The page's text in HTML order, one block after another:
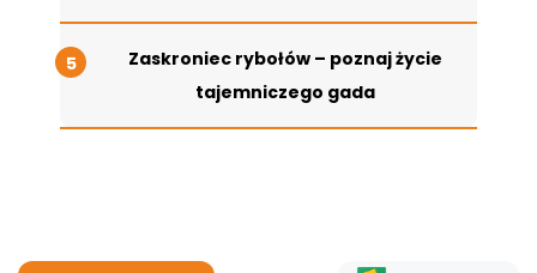
Zaskroniec rybołów – poznaj życie
tajemniczego gada